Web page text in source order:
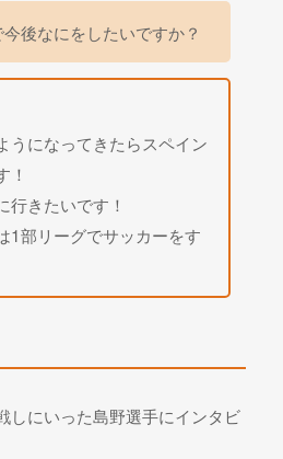
後なにをしたいですか？
うになってきたらスペイン
！
行きたいです！
1部リーグでサッカーをす
しにいった島野選手にインタビ